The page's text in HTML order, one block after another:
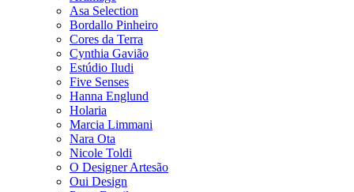
Asa Selection
Bordallo Pinheiro
Cores da Terra
Cynthia Gavião
Estúdio Iludi
Five Senses
Hanna Englund
Holaria
Marcia Limmani
Nara Ota
Nicole Toldi
O Designer Artesão
Oui Design